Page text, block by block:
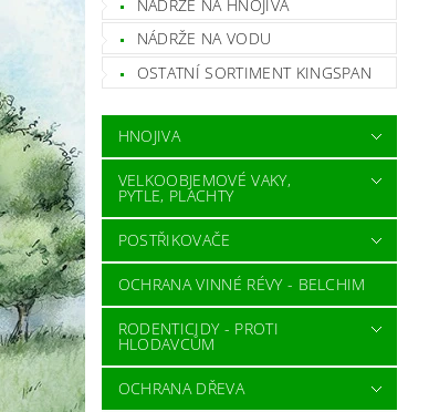
NÁDRŽE NA HNOJIVA
NÁDRŽE NA VODU
OSTATNÍ SORTIMENT KINGSPAN
HNOJIVA
VELKOOBJEMOVÉ VAKY,
PYTLE, PLACHTY
POSTŘIKOVAČE
OCHRANA VINNÉ RÉVY - BELCHIM
RODENTICIDY - PROTI
HLODAVCŮM
OCHRANA DŘEVA